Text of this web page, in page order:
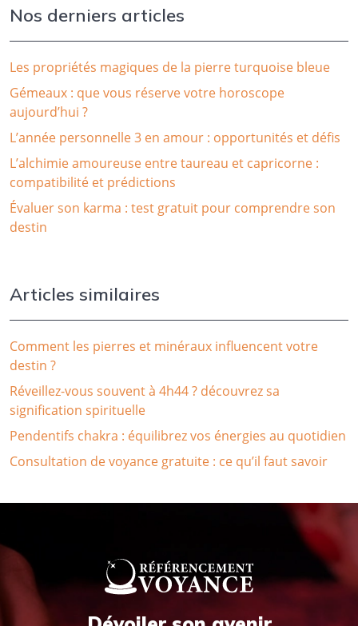
Nos derniers articles
Les propriétés magiques de la pierre turquoise bleue
Gémeaux : que vous réserve votre horoscope
aujourd’hui ?
L’année personnelle 3 en amour : opportunités et défis
L’alchimie amoureuse entre taureau et capricorne :
compatibilité et prédictions
Évaluer son karma : test gratuit pour comprendre son
destin
Articles similaires
Comment les pierres et minéraux influencent votre
destin ?
Réveillez-vous souvent à 4h44 ? découvrez sa
signification spirituelle
Pendentifs chakra : équilibrez vos énergies au quotidien
Consultation de voyance gratuite : ce qu’il faut savoir